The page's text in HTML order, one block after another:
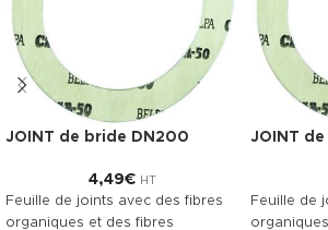
JOINT de bride DN200
4,49€ HT
Feuille de joints avec des fibres
organiques et des fibres
JOINT
Feuille de